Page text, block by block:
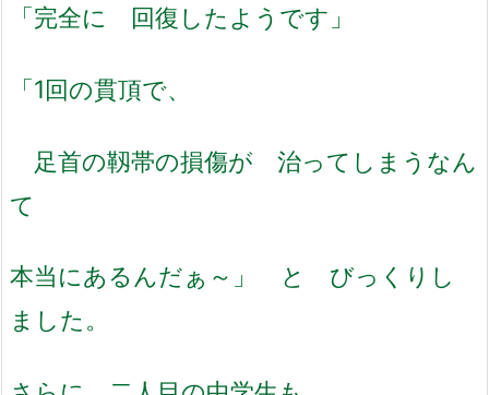
「完全に 回復したようです」
「1回の貫頂で、
足首の靱帯の損傷が 治ってしまうなん
て
本当にあるんだぁ～」
と びっくりし
ました。